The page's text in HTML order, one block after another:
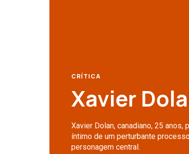
CRÍTICA
Xavier
Xavier Dolan, canadiano, 25 anos,
íntimo de um perturbante
personagem central.